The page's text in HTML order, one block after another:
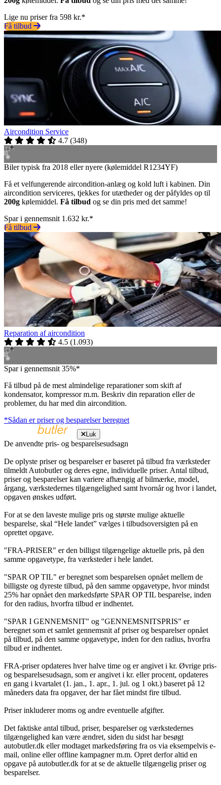
Lige nu priser fra 598 kr.*
Få tilbud
Aircondition Service
4.7 (348)
Biler typisk fra 2018 eller nyere (kølemiddel R1234YF)
Få et velfungerende aircondition-anlæg og kold luft i kabinen. Din
aircondition serviceres, tjekkes for utætheder og der påfyldes op til
200g kølemiddel. Få tilbud og se din pris med det samme!
Spar i gennemsnit 1.632 kr.*
Få tilbud
Reparation af aircondition
4.5 (1.093)
Spar i gennemsnit 35%*
Få tilbud på de mest almindelige reparationer som skift af
kondensator, kompressor m.m. Beskriv din reparation eller de
problemer, du har med din aircondition.
*Sådan er priser og besparelser beregnet
Luk
De anvendte pris- og besparelsesudsagn
De oplyste priser og besparelser er baseret på tilbud fra værksteder
tilmeldt Autobutler og deres egne, individuelle priser. Antal tilbud,
priser og besparelser kan variere afhængig af bilmærke, model,
årgang, værkstedernes tilgængelighed samt hvornår og hvor i landet,
opgaven ønskes udført.
For at se den laveste mulige pris og største mulige aktuelle
besparelse, skal “Hele landet” vælges i tilbudsoversigten på en
oprettet opgave.
"FRA-PRISER" er den billigst tilgængelige aktuelle pris, på den
samme opgavetype, fra værksteder i hele landet.
"SPAR OP TIL" er beregnet som besparelsen opnået mellem de
billigste og dyreste tilbud, på den samme opgavetype, hvor mindst
25% har opnået den markedsførte SPAR OP TIL besparelse, inden
for den radius, hvorfra tilbud er indhentet.
"SPAR I GENNEMSNIT" og "GENNEMSNITSPRIS" er
beregnet som et samlet gennemsnit af priser og besparelser opnået
på tilbud, på den samme opgavetype, inden for den radius, hvorfra
tilbud er indhentet.
FRA-priser opdateres hver halve time og er angivet i kr. Øvrige pris-
og besparelsesudsagn, som er angivet i kr. eller procent, opdateres
en gang i kvartalet (1. jan., 1. apr., 1. jul. og 1 okt.) baseret på 12
måneders data fra opgaver, der har fået mindst fire tilbud.
Priser inkluderer moms og andre eventuelle afgifter.
Det faktiske antal tilbud, priser, besparelser og værkstedernes
tilgængelighed kan være ændret, siden du sidst har besøgt
autobutler.dk eller modtaget markedsføring fra os via eksempelvis e-
mail, online eller offline kampagner m.m. Opret derfor altid en
opgave på autobutler.dk for at se de aktuelle tilgængelig priser og
besparelser.